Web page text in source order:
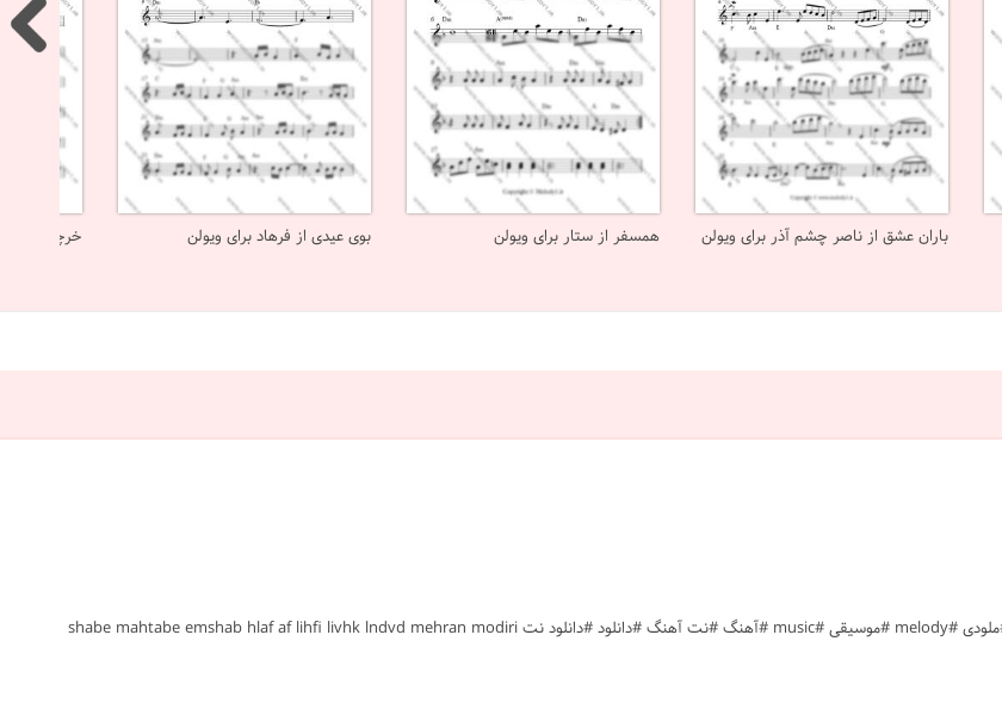
باران عشق از ناصر چشم آذر برای ویولن همسفر از ستار برای ویولن بوی عیدی از فرهاد برای ویولن خرچنگ های
#امشب شب مهتابه #مهران مدیری #ویولن #پاپ ایرانی #ساده #نت #sheet #ملودی #melody #موسیقی #music #آهنگ #نت آهنگ #دانلود #دانلود نت shabe mahtabe emshab hlaf af lihfi livhk lndvd mehran modiri